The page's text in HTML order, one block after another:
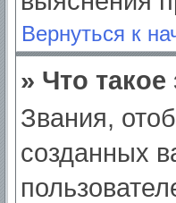
Вернуться к
» Что
Звания,
созданных